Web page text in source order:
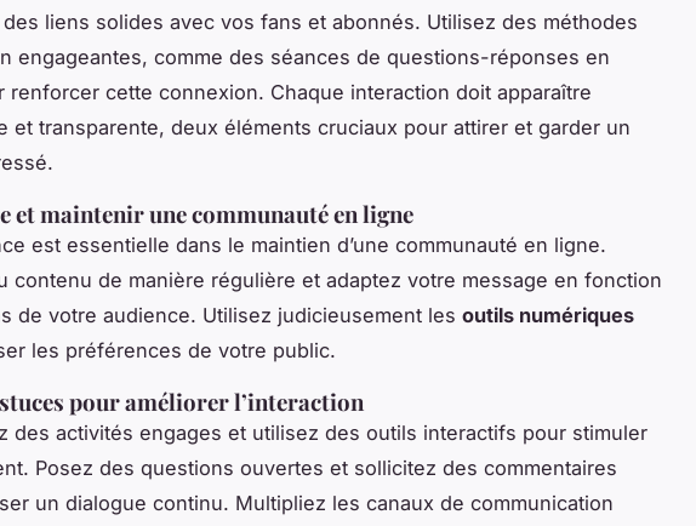
liens solides avec vos fans et abonnés. Utilisez des méthodes
engageantes, comme des séances de questions-réponses en
renforcer cette connexion. Chaque interaction doit apparaître
et transparente, deux éléments cruciaux pour attirer et garder un
et maintenir une communauté en ligne
est essentielle dans le maintien d’une communauté en ligne.
contenu de manière régulière et adaptez votre message en fonction
de votre audience. Utilisez judicieusement les outils numériques
les préférences de votre public.
pour améliorer l’interaction
des activités engages et utilisez des outils interactifs pour stimuler
Posez des questions ouvertes et sollicitez des commentaires
un dialogue continu. Multipliez les canaux de communication